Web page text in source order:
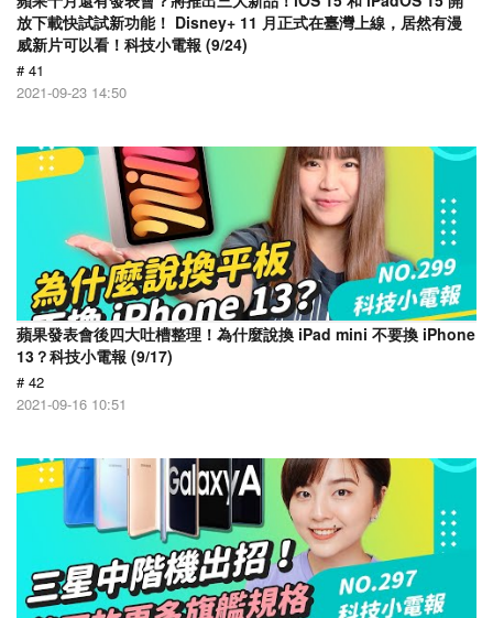
放下載快試試新功能！ Disney+ 11 月正式在臺灣上線，居然有漫
威新片可以看！科技小電報 (9/24)
# 41
2021-09-23 14:50
蘋果發表會後四大吐槽整理！為什麼說換 iPad mini 不要換 iPhone
13？科技小電報 (9/17)
# 42
2021-09-16 10:51